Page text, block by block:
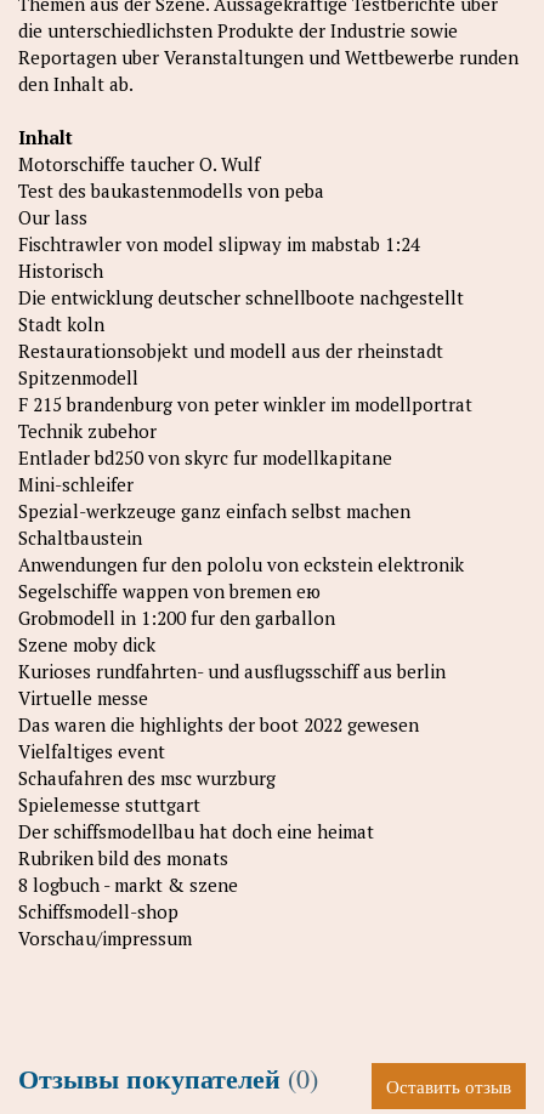
die unterschiedlichsten Produkte der Industrie sowie
Reportagen uber Veranstaltungen und Wettbewerbe runden
den Inhalt ab.
Inhalt
Motorschiffe taucher O. Wulf
Test des baukastenmodells von peba
Our lass
Fischtrawler von model slipway im mabstab 1:24
Historisch
Die entwicklung deutscher schnellboote nachgestellt
Stadt koln
Restaurationsobjekt und modell aus der rheinstadt
Spitzenmodell
F 215 brandenburg von peter winkler im modellportrat
Technik zubehor
Entlader bd250 von skyrc fur modellkapitane
Mini-schleifer
Spezial-werkzeuge ganz einfach selbst machen
Schaltbaustein
Anwendungen fur den pololu von eckstein elektronik
Segelschiffe wappen von bremen ею
Grobmodell in 1:200 fur den garballon
Szene moby dick
Kurioses rundfahrten- und ausflugsschiff aus berlin
Virtuelle messe
Das waren die highlights der boot 2022 gewesen
Vielfaltiges event
Schaufahren des msc wurzburg
Spielemesse stuttgart
Der schiffsmodellbau hat doch eine heimat
Rubriken bild des monats
8 logbuch - markt & szene
Schiffsmodell-shop
Vorschau/impressum
Отзывы покупателей (0) Оставить отзыв